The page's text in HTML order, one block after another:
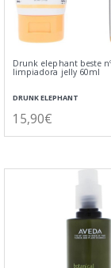
Drunk elephant beste
limpiadora jelly 60ml
DRUNK ELEPHANT
15,90€